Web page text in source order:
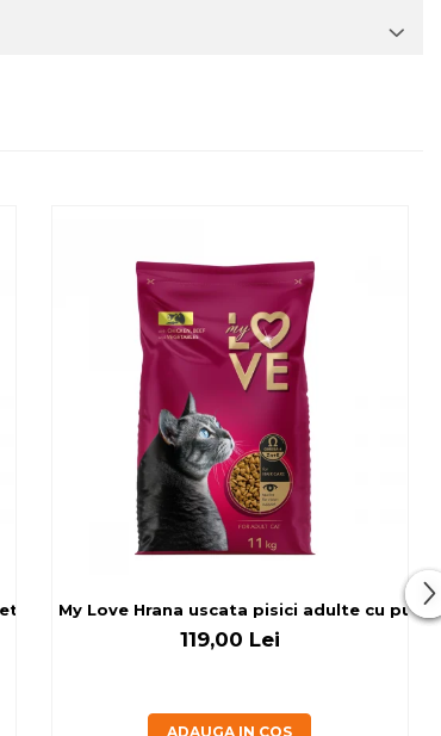
6x80 gMy Love Hrana uscata pisici adulte cu pui,
119,00 Lei
ADAUGA IN COS